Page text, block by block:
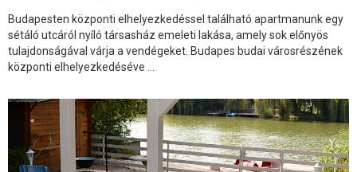
Budapesten központi elhelyezkedéssel található apartmanunk egy
sétáló utcáról nyíló társasház emeleti lakása, amely sok előnyös
tulajdonságával várja a vendégeket. Budapes budai városrészének
központi elhelyezkedéséve ...